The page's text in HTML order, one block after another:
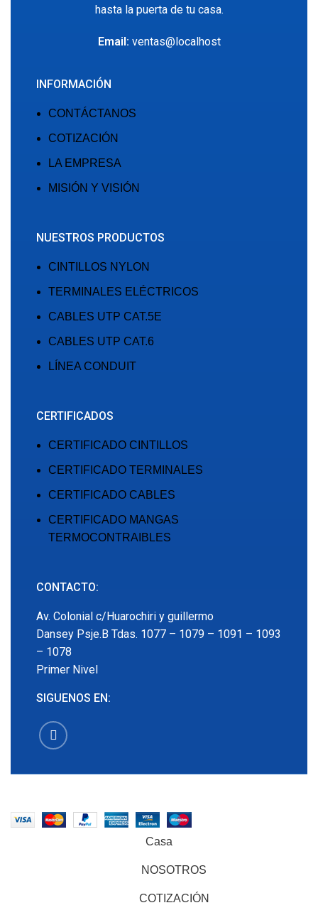
hasta la puerta de tu casa.
Email: ventas@localhost
INFORMACIÓN
CONTÁCTANOS
COTIZACIÓN
LA EMPRESA
MISIÓN Y VISIÓN
NUESTROS PRODUCTOS
CINTILLOS NYLON
TERMINALES ELÉCTRICOS
CABLES UTP CAT.5E
CABLES UTP CAT.6
LÍNEA CONDUIT
CERTIFICADOS
CERTIFICADO CINTILLOS
CERTIFICADO TERMINALES
CERTIFICADO CABLES
CERTIFICADO MANGAS
TERMOCONTRAIBLES
CONTACTO:
Av. Colonial c/Huarochiri y guillermo
Dansey Psje.B Tdas. 1077 – 1079 – 1091 – 1093
– 1078
Primer Nivel
SIGUENOS EN:
Casa
NOSOTROS
COTIZACIÓN